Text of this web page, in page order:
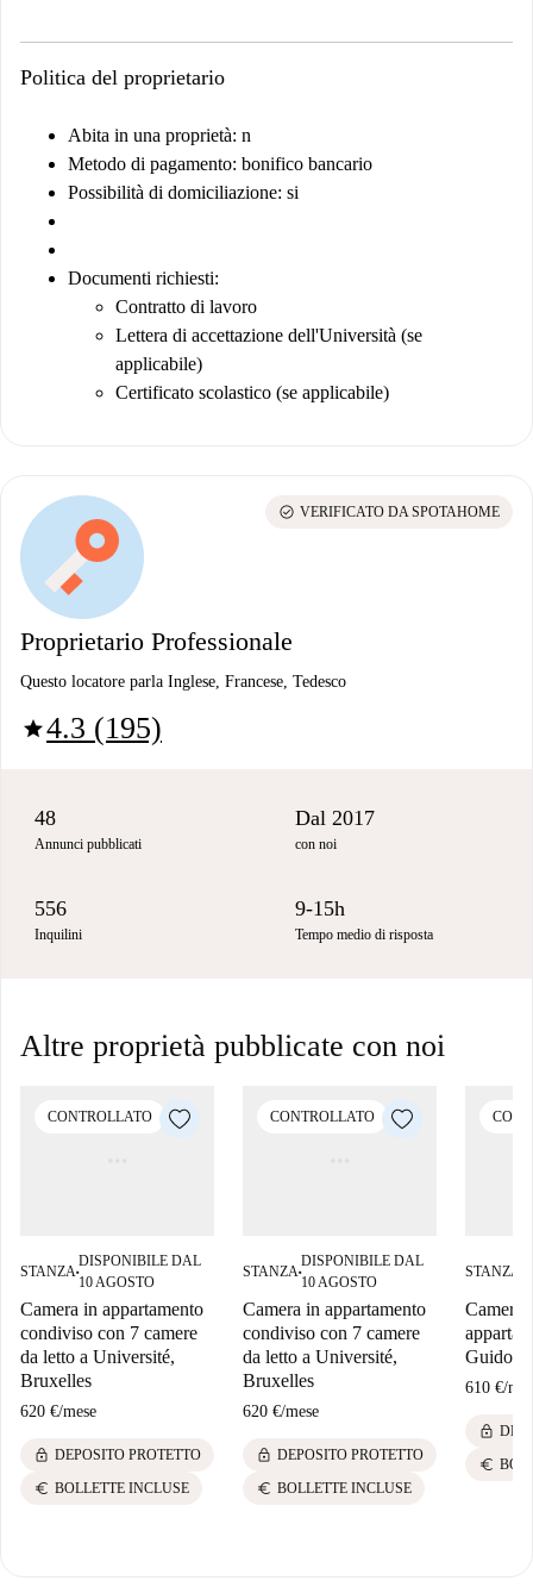
Politica del proprietario
Abita in una proprietà: n
Metodo di pagamento: bonifico bancario
Possibilità di domiciliazione: si
Documenti richiesti:
Contratto di lavoro
Lettera di accettazione dell'Università (se
applicabile)
Certificato scolastico (se applicabile)
Proprietario Professionale
Questo locatore parla Inglese, Francese, Tedesco
star4.3 (195)
check_circle VERIFICATO DA SPOTAHOME
48
Annunci pubblicati
Dal 2017
con noi
556
Inquilini
9-15h
Tempo medio di risposta
Altre proprietà pubblicate con noi
CONTROLLATO
STANZA■
DISPONIBILE DAL
10 AGOSTO
Camera in appartamento
condiviso con 7 camere
da letto a Université,
Bruxelles
620 €/mese
lock DEPOSITO PROTETTO
euro BOLLETTE INCLUSE
CONTROLLATO
STANZA■
DISPONIBILE DAL
10 AGOSTO
Camera in appartamento
condiviso con 7 camere
da letto a Université,
Bruxelles
620 €/mese
lock DEPOSITO PROTETTO
euro BOLLETTE INCLUSE
STANZA
Camera
Guidon,
610 €/
lock
euro